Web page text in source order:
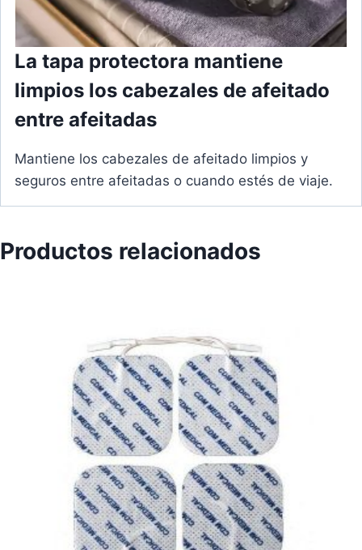
La tapa protectora mantiene
limpios los cabezales de afeitado
entre afeitadas
Mantiene los cabezales de afeitado limpios y
seguros entre afeitadas o cuando estés de viaje.
Productos relacionados